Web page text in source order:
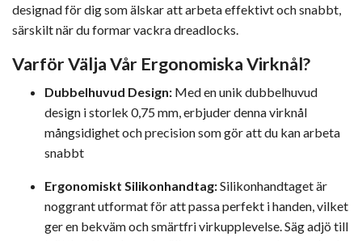
designad för dig som älskar att arbeta effektivt och snabbt,
särskilt när du formar vackra dreadlocks.
Varför Välja Vår Ergonomiska Virknål?
Dubbelhuvud Design: Med en unik dubbelhuvud
design i storlek 0,75 mm, erbjuder denna virknål
mångsidighet och precision som gör att du kan arbeta
snabbt
Ergonomiskt Silikonhandtag:Silikonhandtaget är
noggrant utformat för att passa perfekt i handen, vilket
ger en bekväm och smärtfri virkupplevelse. Säg adjö till